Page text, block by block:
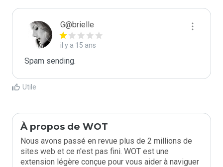
G@brielle
il y a 15 ans
Spam sending.
Utile
À propos de WOT
Nous avons passé en revue plus de 2 millions de
sites web et ce n'est pas fini. WOT est une
extension légère conçue pour vous aider à naviguer